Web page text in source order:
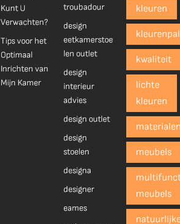
Kunt U
Verwachten?
Tips voor het
Optimaal
Inrichten van
Mijn Kamer
troubadour
design
eetkamerstoe
len outlet
design
interieur
advies
design outlet
design
stoelen
designa
designer
eames
kleuren
kwaliteit
lichte
kleuren
meubels
meubels